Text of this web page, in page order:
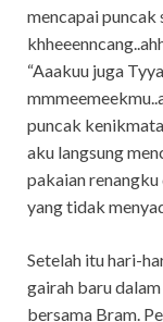
mencapai puncak
“Aaakuu juga
puncak
aku langsung
pakaian
yang tidak
Setelah itu hari-
gairah baru
bersama Bram.